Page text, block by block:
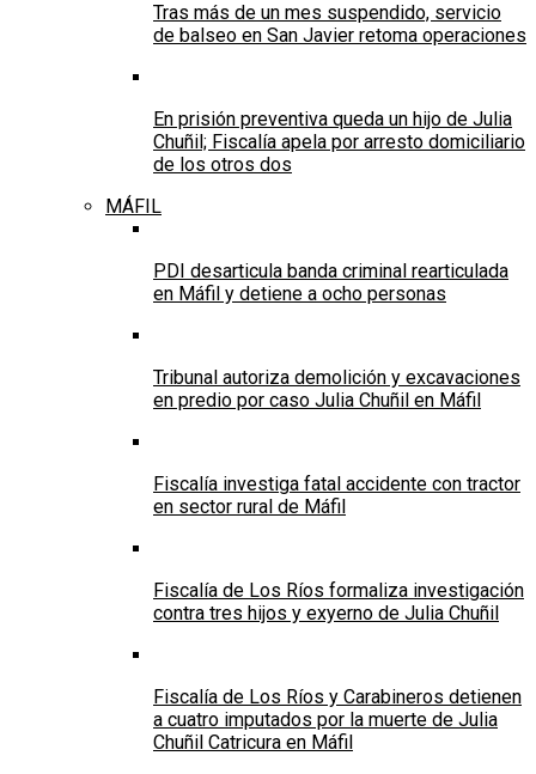
Tras más de un mes suspendido, servicio
de balseo en San Javier retoma operaciones
En prisión preventiva queda un hijo de Julia
Chuñil; Fiscalía apela por arresto domiciliario
de los otros dos
MÁFIL
PDI desarticula banda criminal rearticulada
en Máfil y detiene a ocho personas
Tribunal autoriza demolición y excavaciones
en predio por caso Julia Chuñil en Máfil
Fiscalía investiga fatal accidente con tractor
en sector rural de Máfil
Fiscalía de Los Ríos formaliza investigación
contra tres hijos y exyerno de Julia Chuñil
Fiscalía de Los Ríos y Carabineros detienen
a cuatro imputados por la muerte de Julia
Chuñil Catricura en Máfil